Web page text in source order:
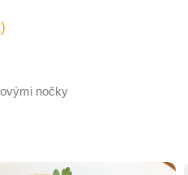
nočky